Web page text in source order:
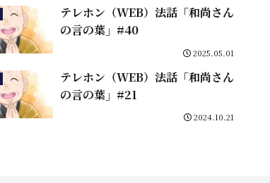
テレホン（WEB）法話「和尚さん
の言の葉」#40
2025.05.01
テレホン（WEB）法話「和尚さん
の言の葉」#21
2024.10.21